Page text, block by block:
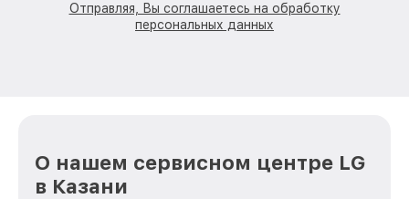
Отправляя, Вы соглашаетесь на обработку
персональных данных
О нашем сервисном центре LG
в Казани